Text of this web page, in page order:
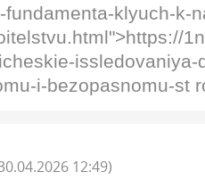
klyuch-k-
issledovaniya-
i-bezopasnomu-st
12:49)